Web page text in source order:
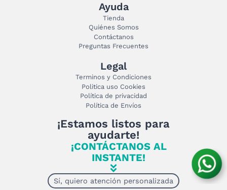
Ayuda
Tienda
Quiénes Somos
Contáctanos
Preguntas Frecuentes
Legal
Terminos y Condiciones
Politica uso Cookies
Política de privacidad
Política de Envíos
¡Estamos listos para
ayudarte!
¡CONTÁCTANOS AL
INSTANTE!
Sí, quiero atención personalizada